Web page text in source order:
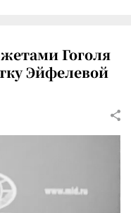
Гоголя
Эйфелевой